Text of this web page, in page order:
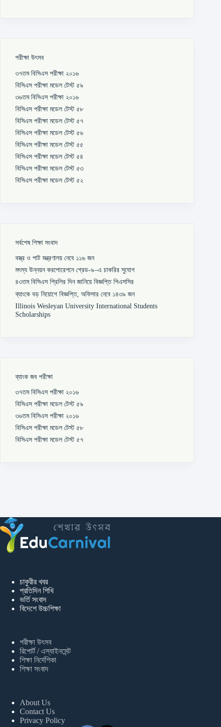
পরীক্ষা উৎসব
৩৭তম বিসিএস পরীক্ষা ২০১৬
বিসিএস পরীক্ষা মডেল টেস্ট ৫৯
৩৬তম বিসিএস পরীক্ষা ২০১৬
বিসিএস পরীক্ষা মডেল টেস্ট ৫৮
বিসিএস পরীক্ষা মডেল টেস্ট ৫৭
বিসিএস পরীক্ষা মডেল টেস্ট ৫৬
বিসিএস পরীক্ষা মডেল টেস্ট ৫৫
বিসিএস পরীক্ষা মডেল টেস্ট ৫৪
বিসিএস পরীক্ষা মডেল টেস্ট ৫৩
বিসিএস পরীক্ষা মডেল টেস্ট ৫২
সর্বশেষ শিক্ষা সংবাদ
বস্ত্র ও পাট মন্ত্রণালয় নেবে ১১৬ জন
মৎস্য উন্নয়ন করপোরেশনে গ্রেড-৯–এ চাকরির সুযোগ
৪৩তম বিসিএস প্রিলির দিন জানিয়ে বিজ্ঞপ্তি পিএসসির
ব্যাংকে বড় নিয়োগে বিজ্ঞপ্তি, অফিসার নেবে ১৪৩৯ জন
Illinois Wesleyan University International Students
Scholarships
ব্যাংক জব পরীক্ষা
৩৭তম বিসিএস পরীক্ষা ২০১৬
বিসিএস পরীক্ষা মডেল টেস্ট ৫৯
৩৬তম বিসিএস পরীক্ষা ২০১৬
বিসিএস পরীক্ষা মডেল টেস্ট ৫৮
বিসিএস পরীক্ষা মডেল টেস্ট ৫৭
চাকুরীর খবর
প্রতিদিন শিখি
ভর্তি সংবাদ
বিদেশে উচ্চশিক্ষা
পরীক্ষা উৎসব
রিপোর্ট / এস্যাইনমেন্ট
শিক্ষা নির্দেশিকা
শিক্ষা সংবাদ
About Us
Contact Us
Privacy Policy